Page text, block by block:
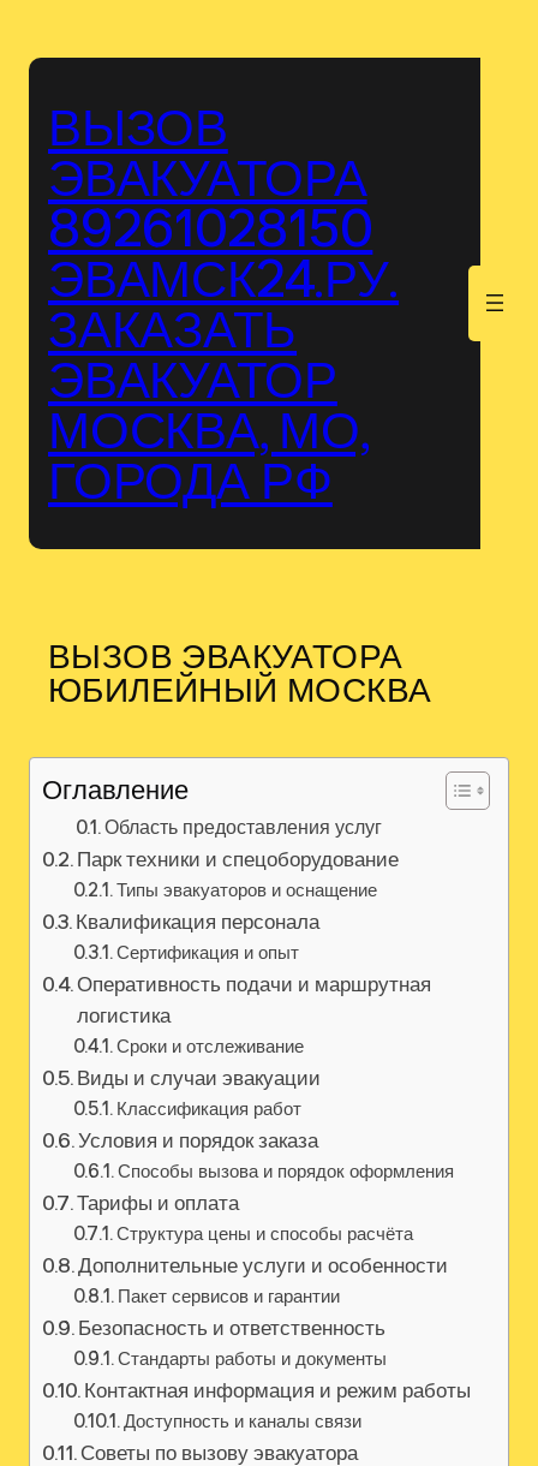
ВЫЗОВ
ЭВАКУАТОРА
89261028150
ЭВАМСК24.РУ.
ЗАКАЗАТЬ
ЭВАКУАТОР
МОСКВА, МО,
ГОРОДА РФ
ВЫЗОВ ЭВАКУАТОРА
ЮБИЛЕЙНЫЙ МОСКВА
Оглавление
Область предоставления услуг
Парк техники и спецоборудование
Типы эвакуаторов и оснащение
Квалификация персонала
Сертификация и опыт
Оперативность подачи и маршрутная
логистика
Сроки и отслеживание
Виды и случаи эвакуации
Классификация работ
Условия и порядок заказа
Способы вызова и порядок оформления
Тарифы и оплата
Структура цены и способы расчёта
Дополнительные услуги и особенности
Пакет сервисов и гарантии
Безопасность и ответственность
Стандарты работы и документы
Контактная информация и режим работы
Доступность и каналы связи
Советы по вызову эвакуатора